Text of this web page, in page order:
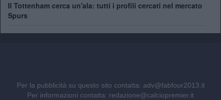
Il Tottenham cerca un'ala: tutti i profili cercati nel mercato
Spurs
Per la pubblicità su questo sito contatta: adv@fabfour2013.it
Per informazioni contatta: redazione@calciopremier.it